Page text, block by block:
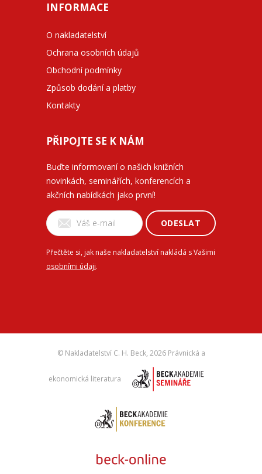
INFORMACE
O nakladatelství
Ochrana osobních údajů
Obchodní podmínky
Způsob dodání a platby
Kontakty
PŘIPOJTE SE K NÁM
Buďte informovaní o našich knižních
novinkách, seminářích, konferencích a
akčních nabídkách jako první!
ODESLAT
Přečtěte si, jak naše nakladatelství nakládá s Vašimi
osobními údaji.
© Nakladatelství C. H. Beck, 2026 Právnická a
ekonomická literatura